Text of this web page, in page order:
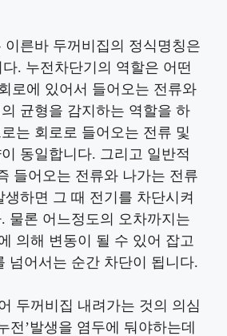
이른바 두꺼비집의 정식명칭은
다. 누전차단기의 역할은 어떤
로에 있어서 들어오는 전류와
균형을 감지하는 역할을 하
는 회로로 들어오는 전류 및
동일합니다. 그리고 일반적
들어오는 전류와 나가는 전류
생하면 그 때 전기를 차단시켜
물론 어느정도의 오차까지는
의해 변동이 될 수 있어 잡고
넘어서는 순간 차단이 됩니다.
두꺼비집 내려가는 것의 의심
전’발생을 염두에 둬야하는데